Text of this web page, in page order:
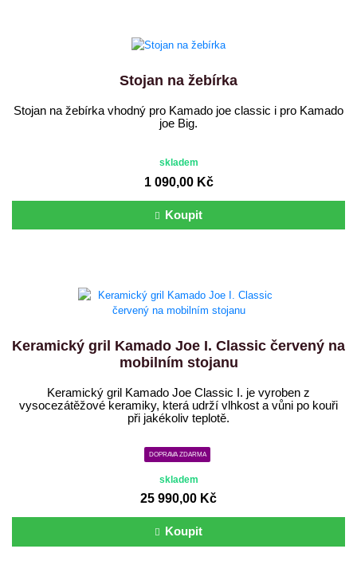
Stojan na žebírka
Stojan na žebírka vhodný pro Kamado joe classic i pro Kamado
joe Big.
skladem
1 090,00 Kč
Koupit
Keramický gril Kamado Joe I. Classic červený na
mobilním stojanu
Keramický gril Kamado Joe Classic I. je vyroben z
vysocezátěžové keramiky, která udrží vlhkost a vůni po kouři
při jakékoliv teplotě.
DOPRAVA ZDARMA
skladem
25 990,00 Kč
Koupit